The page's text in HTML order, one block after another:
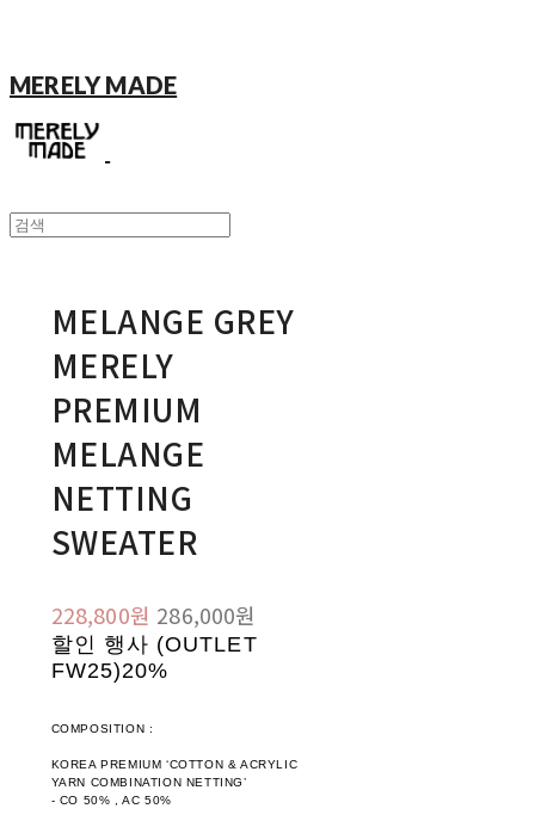
MERELY MADE
MELANGE GREY
MERELY
PREMIUM
MELANGE
NETTING
SWEATER
228,800원 286,000원
할인 행사 (OUTLET
FW25)20%
COMPOSITION :
KOREA PREMIUM ‘COTTON & ACRYLIC
YARN COMBINATION NETTING’
- CO 50% , AC 50%